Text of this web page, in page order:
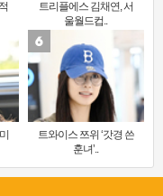
트리플에스 김채연, 서
울월드컵..
트와이스 쯔위 ‘갓경 쓴
훈녀’..